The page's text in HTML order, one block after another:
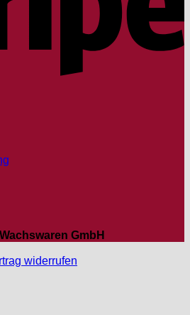
GmbH
widerrufen